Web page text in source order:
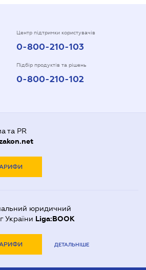
Центр підтримки користувачів
0-800-210-103
Підбір продуктів та рішень
0-800-210-102
та PR
юридичний
України Liga:BOOK
ДЕТАЛЬНІШЕ